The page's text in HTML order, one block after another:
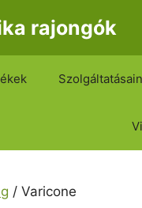
rajongók
/ Varicone